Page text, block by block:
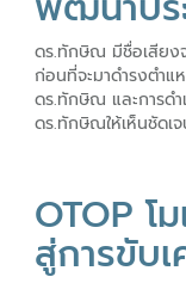
ดร.ทักษิณ มีชื่อเสียงจ
ก่อนที่จะมาดำรงตำ
ดร.ทักษิณ และการด
ดร.ทักษิณให้เห็นชัดเ
OTOP โ
สู่การขับ